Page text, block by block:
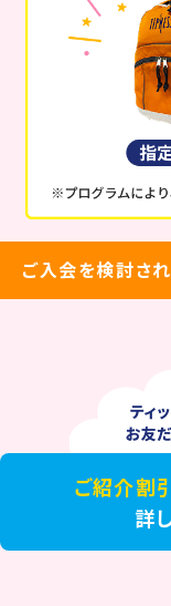
ご入会を検討さ
ご紹介割
詳